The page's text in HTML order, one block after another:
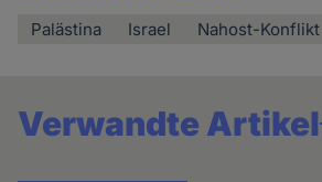
Palästina Israel Nahost-Konflikt
Verwandte Artikel